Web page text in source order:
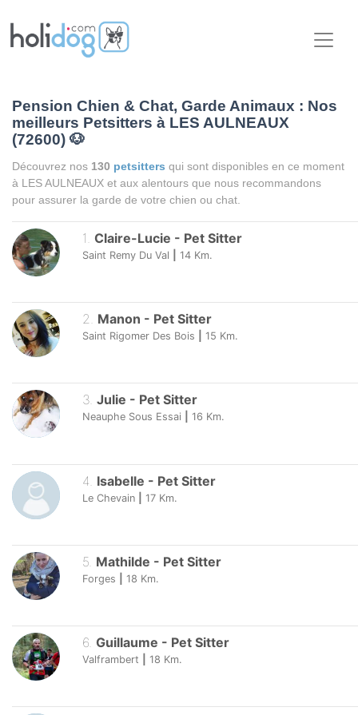
Pension Chien & Chat, Garde Animaux : Nos
meilleurs Petsitters à LES AULNEAUX
(72600) 🐶
Découvrez nos 130 petsitters qui sont disponibles en ce moment
à LES AULNEAUX et aux alentours que nous recommandons
pour assurer la garde de votre chien ou chat.
1. Claire-Lucie - Pet Sitter
Saint Remy Du Val 14 Km.
2. Manon - Pet Sitter
Saint Rigomer Des Bois 15 Km.
3. Julie - Pet Sitter
Neauphe Sous Essai 16 Km.
4 Isabelle - Pet Sitter
Le Chevain 17 Km.
5 Mathilde - Pet Sitter
Forges 18 Km.
6. Guillaume - Pet Sitter
Valframbert 18 Km.